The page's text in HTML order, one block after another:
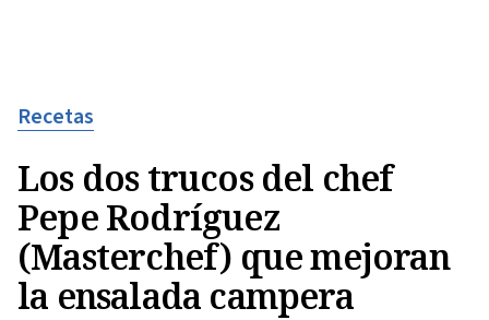
Recetas
Los dos trucos del chef
Pepe Rodríguez
(Masterchef) que mejoran
la ensalada campera